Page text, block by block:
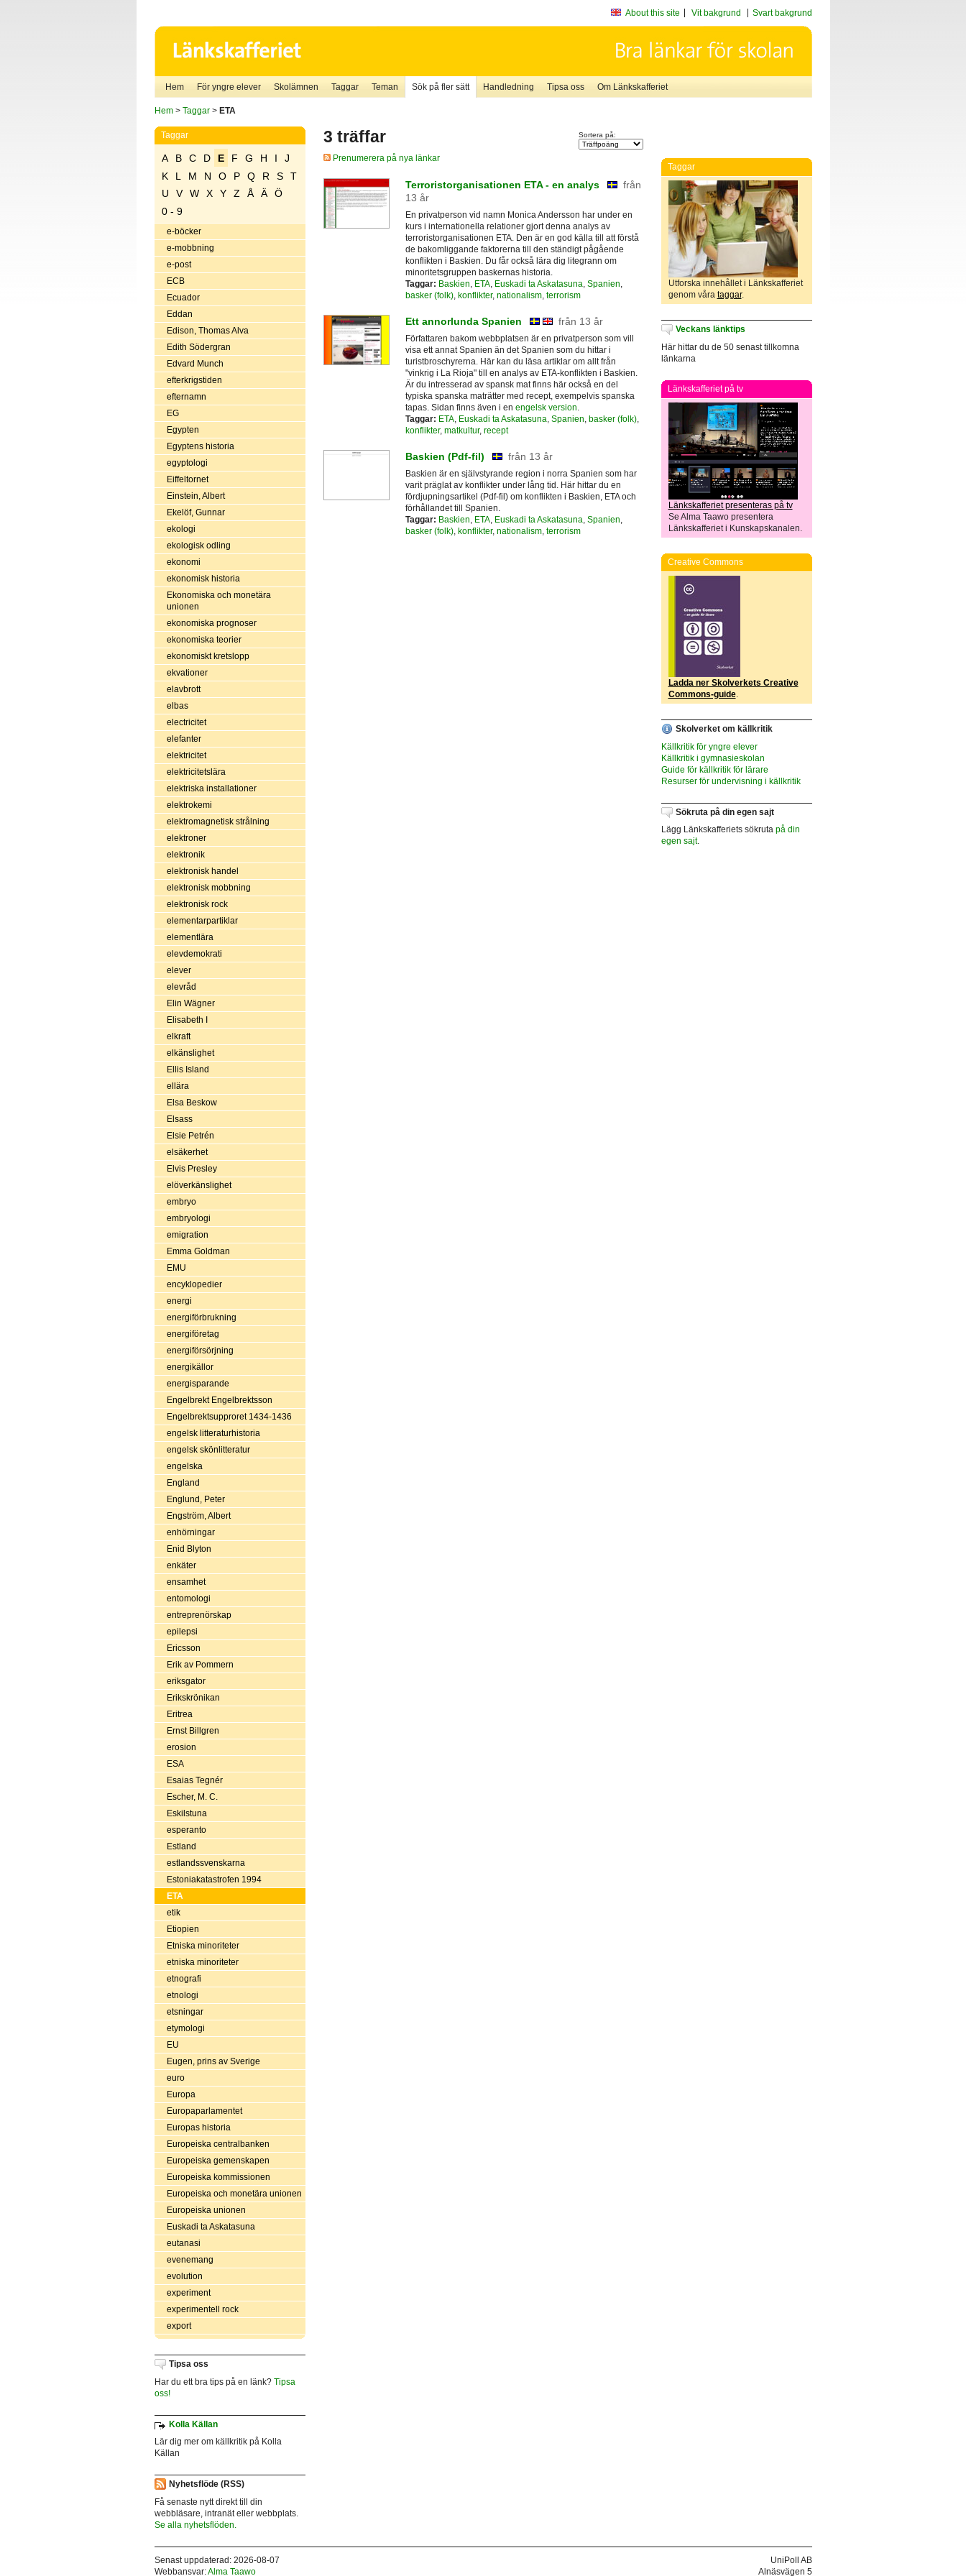
About this site Vit bakgrund Svart bakgrund
Hem För yngre elever Skolämnen Taggar Teman Sök på fler sätt Handledning Tipsa oss Om Länkskafferiet
Hem> Taggar> ETA
Taggar
A B C D E F G H I
J
K
L M N O P Q R S
T
U
V W X Y Z Å Ä
Ö
0 - 9
e-böcker
e-mobbning
e-post
ECB
Ecuador
Eddan
Edison, Thomas Alva
Edith Södergran
Edvard Munch
efterkrigstiden
efternamn
EG
Egypten
Egyptens historia
egyptologi
Eiffeltornet
Einstein, Albert
Ekelöf, Gunnar
ekologi
ekologisk odling
ekonomi
ekonomisk historia
Ekonomiska och monetära
unionen
ekonomiska prognoser
ekonomiska teorier
ekonomiskt kretslopp
ekvationer
elavbrott
elbas
electricitet
elefanter
elektricitet
elektricitetslära
elektriska installationer
elektrokemi
elektromagnetisk strålning
elektroner
elektronik
elektronisk handel
elektronisk mobbning
elektronisk rock
elementarpartiklar
elementlära
elevdemokrati
elever
elevråd
Elin Wägner
Elisabeth I
elkraft
elkänslighet
Ellis Island
ellära
Elsa Beskow
Elsass
Elsie Petrén
elsäkerhet
Elvis Presley
elöverkänslighet
embryo
embryologi
emigration
Emma Goldman
EMU
encyklopedier
energi
energiförbrukning
energiföretag
energiförsörjning
energikällor
energisparande
Engelbrekt Engelbrektsson
Engelbrektsupproret 1434-1436
engelsk litteraturhistoria
engelsk skönlitteratur
engelska
England
Englund, Peter
Engström, Albert
enhörningar
Enid Blyton
enkäter
ensamhet
entomologi
entreprenörskap
epilepsi
Ericsson
Erik av Pommern
eriksgator
Erikskrönikan
Eritrea
Ernst Billgren
erosion
ESA
Esaias Tegnér
Escher, M. C.
Eskilstuna
esperanto
Estland
estlandssvenskarna
Estoniakatastrofen 1994
ETA
etik
Etiopien
Etniska minoriteter
etniska minoriteter
etnografi
etnologi
etsningar
etymologi
EU
Eugen, prins av Sverige
euro
Europa
Europaparlamentet
Europas historia
Europeiska centralbanken
Europeiska gemenskapen
Europeiska kommissionen
Europeiska och monetära unionen
Europeiska unionen
Euskadi ta Askatasuna
eutanasi
evenemang
evolution
experiment
experimentell rock
export
Tipsa oss
Har du ett bra tips på en länk? Tipsa
oss!
Kolla Källan
Lär dig mer om källkritik på Kolla
Källan
Nyhetsflöde (RSS)
Få senaste nytt direkt till din
webbläsare, intranät eller webbplats.
Se alla nyhetsflöden.
3 träffar Sortera på:
Prenumerera på nya länkar
Terroristorganisationen ETA - en analys
från
13 år
En privatperson vid namn Monica Andersson har under en
kurs i internationella relationer gjort denna analys av
terroristorganisationen ETA. Den är en god källa till att förstå
de bakomliggande faktorerna till den ständigt pågående
konflikten i Baskien. Du får också lära dig litegrann om
minoritetsgruppen baskernas historia.
Taggar: Baskien ETA, Euskadi ta Askatasuna Spanien
basker (folk), konflikter, nationalism, terrorism
Ett annorlunda Spanien från 13 år
Författaren bakom webbplatsen är en privatperson som vill
visa ett annat Spanien än det Spanien som du hittar i
turistbroschyrerna. Här kan du läsa artiklar om allt från
"vinkrig i La Rioja" till en analys av ETA-konflikten i Baskien.
Är du intresserad av spansk mat finns här också en del
typiska spanska maträtter med recept, exempelvis spanska
tapas. Sidan finns även i en engelsk version.
Taggar: ETA, Euskadi ta Askatasuna, Spanien, basker (folk),
konflikter, matkultur, recept
Baskien (Pdf-fil) från 13 år
Baskien är en självstyrande region i norra Spanien som har
varit präglat av konflikter under lång tid. Här hittar du en
fördjupningsartikel (Pdf-fil) om konflikten i Baskien, ETA och
förhållandet till Spanien.
Taggar: Baskien, ETA, Euskadi ta Askatasuna, Spanien,
basker (folk), konflikter, nationalism, terrorism
Taggar
Utforska innehållet i Länkskafferiet
genom våra taggar.
Veckans länktips
Här hittar du de 50 senast tillkomna
länkarna
Länkskafferiet på tv
Länkskafferiet presenteras på tv
Se Alma Taawo presentera
Länkskafferiet i Kunskapskanalen.
Creative Commons
Ladda ner Skolverkets Creative
Commons-guide.
Skolverket om källkritik
Källkritik för yngre elever
Källkritik i gymnasieskolan
Guide för källkritik för lärare
Resurser för undervisning i källkritik
Sökruta på din egen sajt
Lägg Länkskafferiets sökruta på din
egen sajt.
Senast uppdaterad: 2026-08-07
Webbansvar:Alma Taawo
UniPoll AB
Alnäsvägen 5